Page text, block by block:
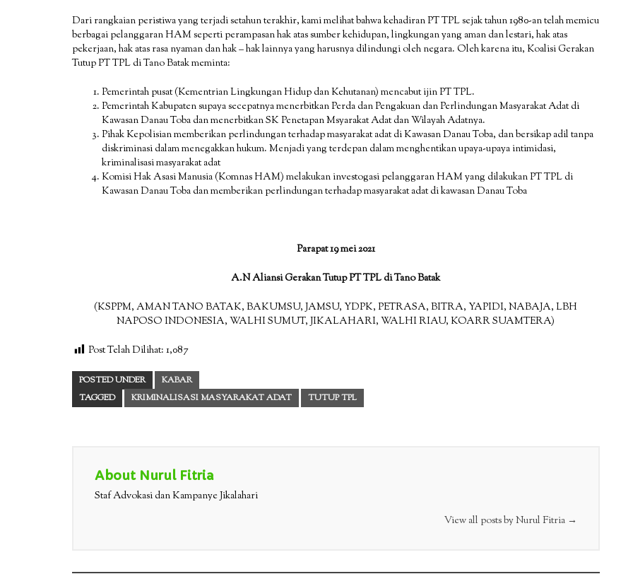
Dari rangkaian peristiwa yang terjadi setahun terakhir, kami melihat bahwa kehadiran PT TPL sejak tahun 1980-an telah memicu
berbagai pelanggaran HAM seperti perampasan hak atas sumber kehidupan, lingkungan yang aman dan lestari, hak atas
pekerjaan, hak atas rasa nyaman dan hak – hak lainnya yang harusnya dilindungi oleh negara. Oleh karena itu, Koalisi Gerakan
Tutup PT TPL di Tano Batak meminta:
Pemerintah pusat (Kementrian Lingkungan Hidup dan Kehutanan) mencabut ijin PT TPL.
Pemerintah Kabupaten supaya secepatnya menerbitkan Perda dan Pengakuan dan Perlindungan Masyarakat Adat di
Kawasan Danau Toba dan menerbitkan SK Penetapan Msyarakat Adat dan Wilayah Adatnya.
Pihak Kepolisian memberikan perlindungan terhadap masyarakat adat di Kawasan Danau Toba, dan bersikap adil tanpa
diskriminasi dalam menegakkan hukum. Menjadi yang terdepan dalam menghentikan upaya-upaya intimidasi,
kriminalisasi masyarakat adat
Komisi Hak Asasi Manusia (Komnas HAM) melakukan investogasi pelanggaran HAM yang dilakukan PT TPL di
Kawasan Danau Toba dan memberikan perlindungan terhadap masyarakat adat di kawasan Danau Toba
Parapat 19 mei 2021
A.N Aliansi Gerakan Tutup PT TPL di Tano Batak
(KSPPM, AMAN TANO BATAK, BAKUMSU, JAMSU, YDPK, PETRASA, BITRA, YAPIDI, NABAJA, LBH
NAPOSO INDONESIA, WALHI SUMUT, JIKALAHARI, WALHI RIAU, KOARR SUAMTERA)
Post Telah Dilihat: 1,087
POSTED UNDER
KABAR
TAGGED
KRIMINALISASI MASYARAKAT ADAT TUTUP TPL
About Nurul Fitria
Staf Advokasi dan Kampanye Jikalahari
View all posts by Nurul Fitria →